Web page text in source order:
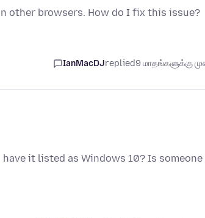
other browsers. How do I fix this issue?
IanMacDJreplied9 மாதங்களுக்கு
it listed as Windows 10? Is someone